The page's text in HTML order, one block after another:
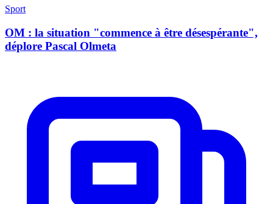
Sport
OM : la situation "commence à être désespérante",
déplore Pascal Olmeta